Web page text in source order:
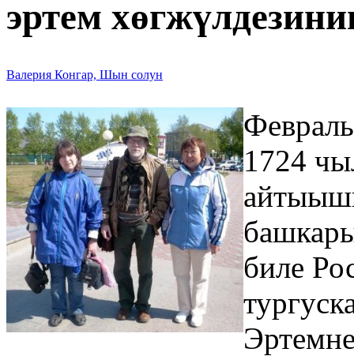
эртем
Валерия Конгар, Шын солун
1724
биле